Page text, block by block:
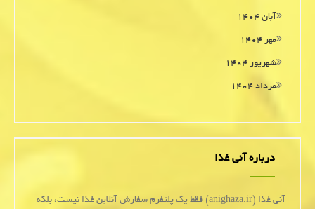
آبان ۱۴۰۴
مهر ۱۴۰۴
شهریور ۱۴۰۴
مرداد ۱۴۰۴
درباره آنی غذا
آنی غذا (anighaza.ir) فقط یک پلتفرم سفارش آنلاین غذا نیست، بلکه